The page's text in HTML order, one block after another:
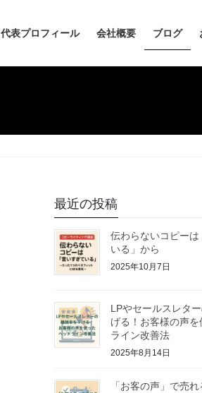
代表プロフィール 会社概要 ブログ
最近の投稿
伝わらないコピーは
いる」から
2025年10月7日
LPやセールスレタ
げる！お客様の声を
ライン改善法
2025年8月14日
「お客の声」で売